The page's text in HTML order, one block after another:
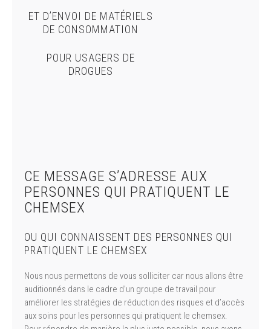
ET D’ENVOI DE MATÉRIELS
DE CONSOMMATION
POUR USAGERS DE
DROGUES
CE MESSAGE S’ADRESSE AUX
PERSONNES QUI PRATIQUENT LE
CHEMSEX
OU QUI CONNAISSENT DES PERSONNES QUI
PRATIQUENT LE CHEMSEX
Nous nous permettons de vous solliciter car nous allons être
auditionnés dans le cadre d’un groupe de travail pour
améliorer les stratégies de réduction des risques et d’accès
aux soins pour les personnes qui pratiquent le chemsex.